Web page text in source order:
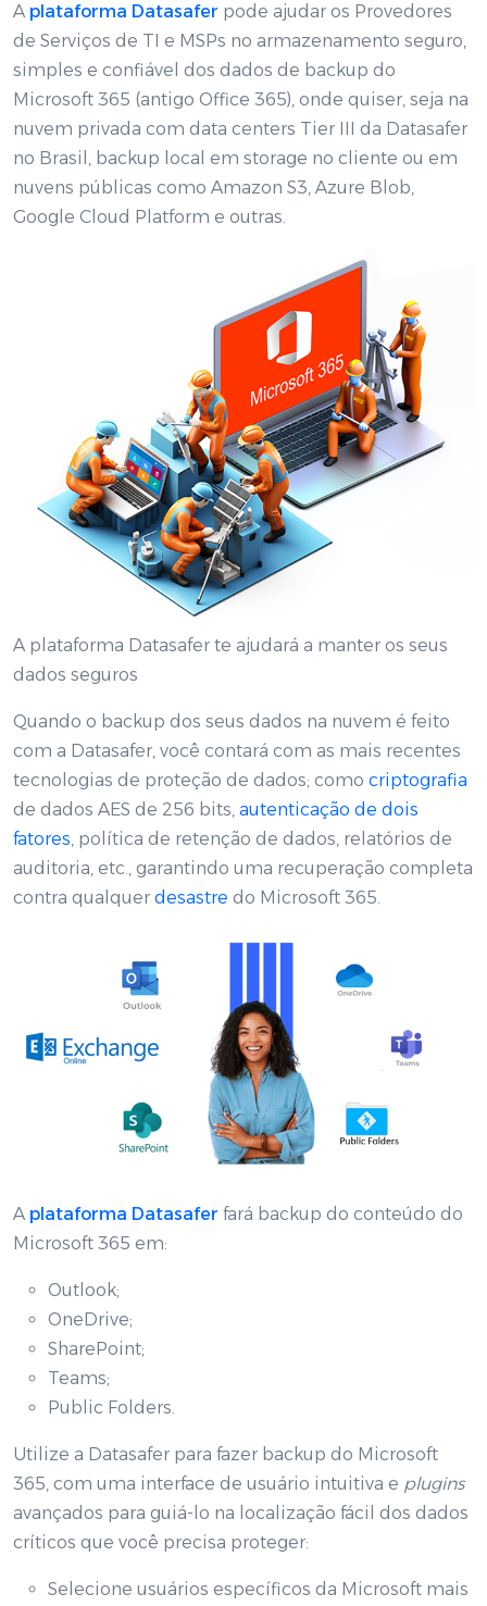
A plataforma Datasafer pode ajudar os Provedores
de Serviços de TI e MSPs no armazenamento seguro,
simples e confiável dos dados de backup do
Microsoft 365 (antigo Office 365), onde quiser, seja na
nuvem privada com data centers Tier III da Datasafer
no Brasil, backup local em storage no cliente ou em
nuvens públicas como Amazon S3, Azure Blob,
Google Cloud Platform e outras.
A plataforma Datasafer te ajudará a manter os seus
dados seguros
Quando o backup dos seus dados na nuvem é feito
com a Datasafer, você contará com as mais recentes
tecnologias de proteção de dados; como criptografia
de dados AES de 256 bits, autenticação de dois
fatores , política de retenção de dados, relatórios de
auditoria, etc., garantindo uma recuperação completa
contra qualquer desastre do Microsoft 365.
A plataforma Datasafer fará backup do conteúdo do
Microsoft 365 em:
Outlook;
OneDrive;
SharePoint;
Teams;
Public Folders.
Utilize a Datasafer para fazer backup do Microsoft
365, com uma interface de usuário intuitiva e plugins
avançados para guiá-lo na localização fácil dos dados
críticos que você precisa proteger:
Selecione usuários específicos da Microsoft mais